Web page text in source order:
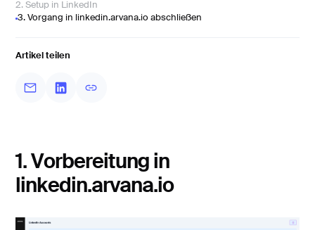
2. Setup in LinkedIn
3. Vorgang in linkedin.arvana.io abschließen
Artikel teilen
1. Vorbereitung in
linkedin.arvana.io